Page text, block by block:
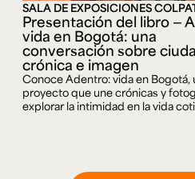
SALA DE EXPOSICIONES
Presentación del libro —
vida en Bogotá: una
conversación sobre
crónica e imagen
Conoce Adentro: vida en Bogotá,
proyecto que une crónicas y
explorar la intimidad en la vida